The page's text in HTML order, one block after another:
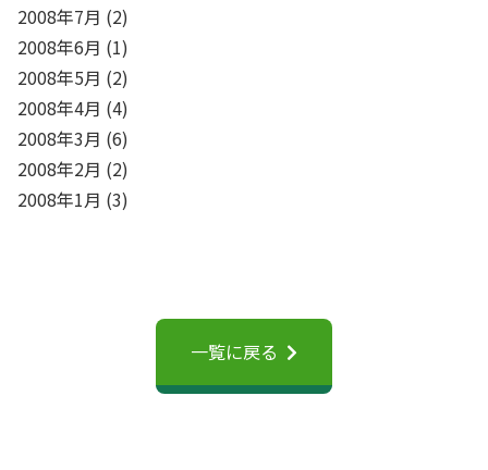
2008年7月 (2)
2008年6月 (1)
2008年5月 (2)
2008年4月 (4)
2008年3月 (6)
2008年2月 (2)
2008年1月 (3)
一覧に戻る